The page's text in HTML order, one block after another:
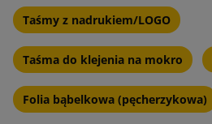
Taśmy z nadrukiem/LOGO
Taśma do klejenia na mokro
Folia bąbelkowa (pęcherzykowa)